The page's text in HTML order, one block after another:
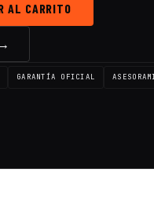
AL CARRITO
GARANTÍA OFICIAL